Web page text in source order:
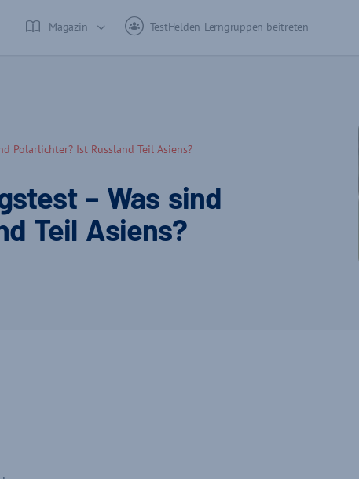
Magazin TestHelden-Lerngruppen beitreten
Polarlichter? Ist Russland Teil Asiens?
– Was sind
Teil Asiens?